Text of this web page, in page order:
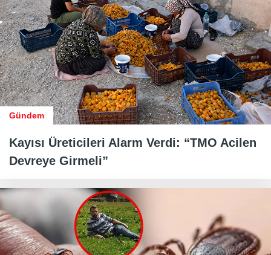
Gündem
Kayısı Üreticileri Alarm Verdi: “TMO Acilen
Devreye Girmeli”